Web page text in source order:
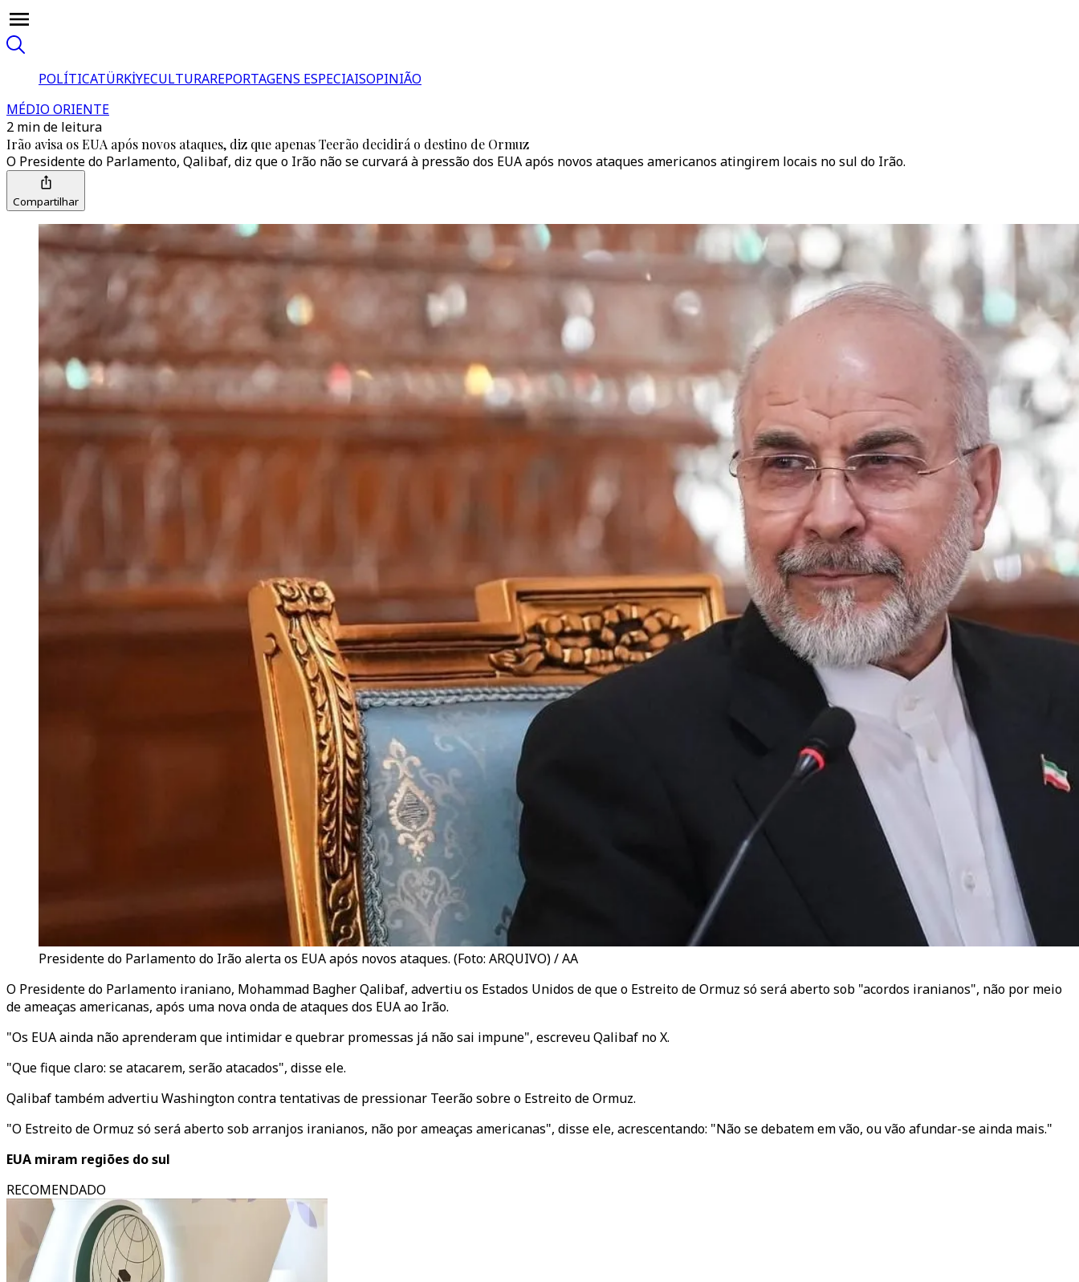
POLÍTICATÜRKİYECULTURAREPORTAGENS ESPECIAISOPINIÃO
MÉDIO ORIENTE
2 min de leitura
Irão avisa os EUA após novos ataques, diz que apenas Teerão decidirá o destino de Ormuz
O Presidente do Parlamento, Qalibaf, diz que o Irão não se curvará à pressão dos EUA após novos ataques americanos atingirem locais no sul do Irão.
Compartilhar
Presidente do Parlamento do Irão alerta os EUA após novos ataques. (Foto: ARQUIVO) / AA
O Presidente do Parlamento iraniano, Mohammad Bagher Qalibaf, advertiu os Estados Unidos de que o Estreito de Ormuz só será aberto sob "acordos iranianos", não por meio
de ameaças americanas, após uma nova onda de ataques dos EUA ao Irão.
"Os EUA ainda não aprenderam que intimidar e quebrar promessas já não sai impune", escreveu Qalibaf no X.
"Que fique claro: se atacarem, serão atacados", disse ele.
Qalibaf também advertiu Washington contra tentativas de pressionar Teerão sobre o Estreito de Ormuz.
"O Estreito de Ormuz só será aberto sob arranjos iranianos, não por ameaças americanas", disse ele, acrescentando: "Não se debatem em vão, ou vão afundar-se ainda mais."
EUA miram regiões do sul
RECOMENDADO